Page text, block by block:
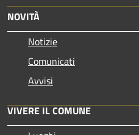
NOVITÀ
Notizie
Comunicati
Avvisi
VIVERE IL COMUNE